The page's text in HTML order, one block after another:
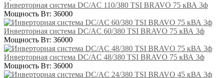
Инверторная система DC/AC 110/380 TSI BRAVO 75 кВА 3ф
Мощность Вт: 36000
Инверторная система DC/AC 60/380 TSI BRAVO 75 кВА 3ф
Мощность Вт: 36000
Инверторная система DC/AC 48/380 TSI BRAVO 75 кВА 3ф
Мощность Вт: 36000